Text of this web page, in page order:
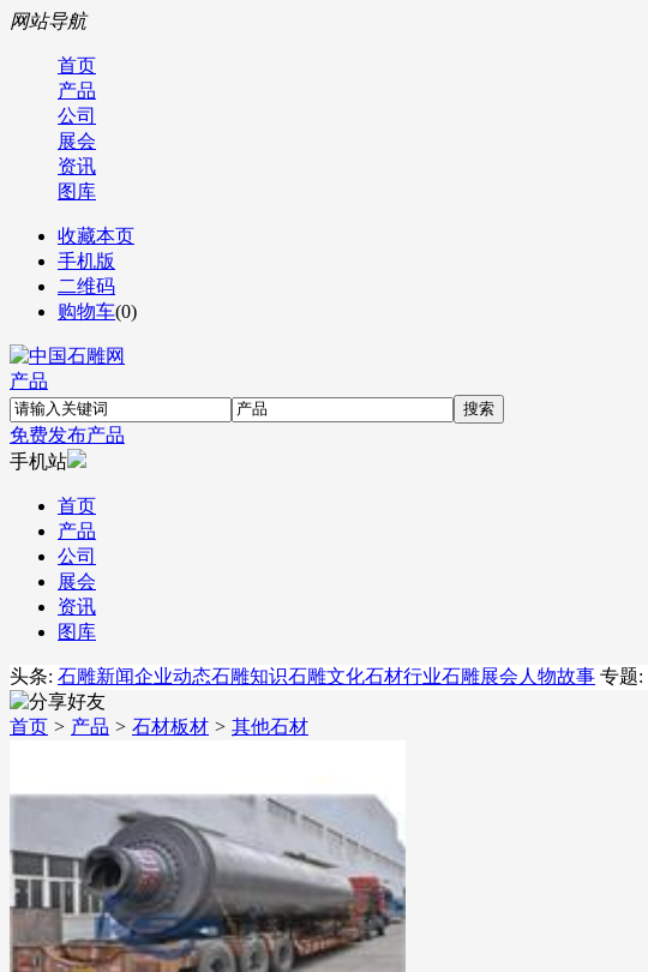
网站导航
首页
产品
公司
展会
资讯
图库
收藏本页
手机版
二维码
购物车(0)
产品
免费发布产品
手机站
首页
产品
公司
展会
资讯
图库
头条: 石雕新闻企业动态石雕知识石雕文化石材行业石雕展会 人物故事 专题:
首页 > 产品 > 石材板材 > 其他石材